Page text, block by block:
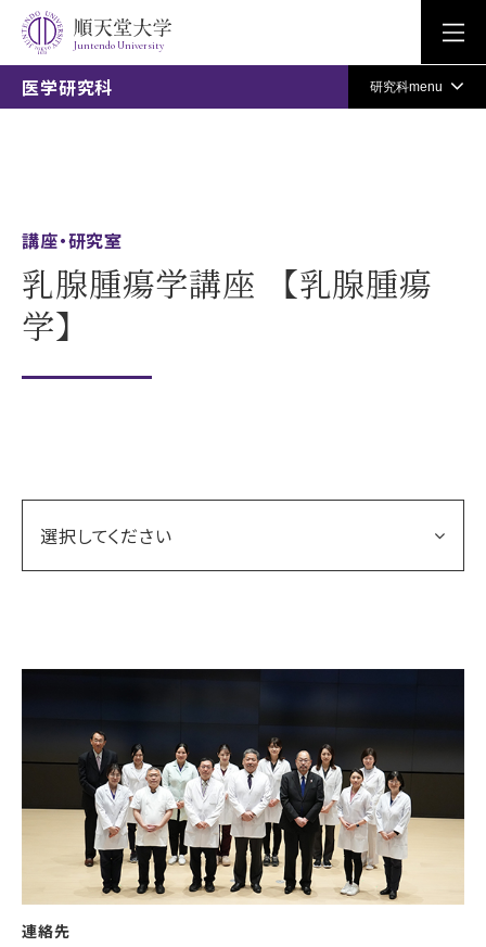
Juntendo University
医学研究科 研究科menu
講座・研究室
乳腺腫瘍学講座 【乳腺腫瘍
学】
選択してください
連絡先